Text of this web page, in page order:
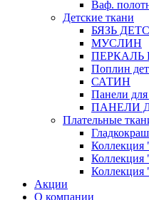
Ваф.
Детские ткани
БЯЗЬ
МУСЛИН
ПЕРКАЛЬ
Поплин
САТИН
Панели для
ПАНЕЛИ
Плательные
Коллекция
Коллекция
Коллекция
Акции
О компании